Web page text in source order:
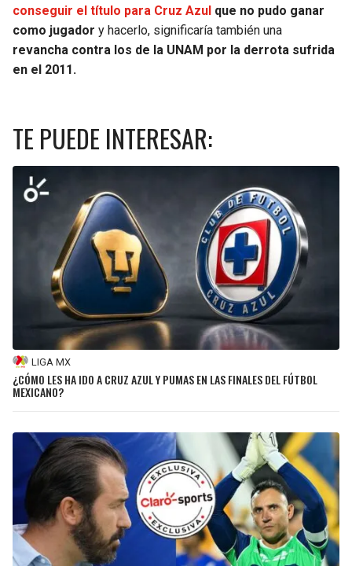
conseguir el título para Cruz Azul que no pudo ganar
como jugador y hacerlo, significaría también una
revancha contra los de la UNAM por la derrota sufrida
en el 2011.
TE PUEDE INTERESAR:
LIGA MX
¿CÓMO LES HA IDO A CRUZ AZUL Y PUMAS EN LAS FINALES DEL FÚTBOL
MEXICANO?